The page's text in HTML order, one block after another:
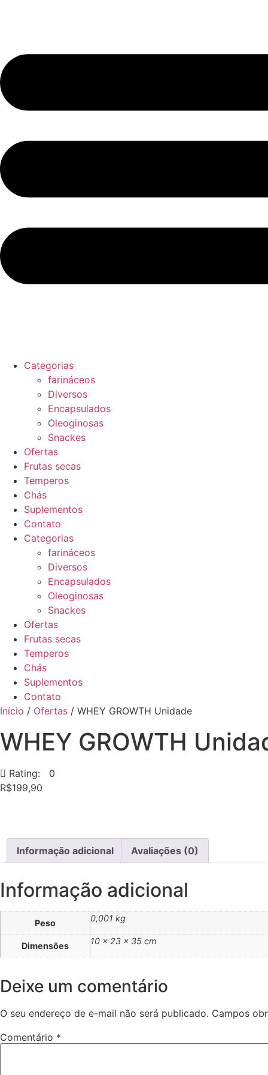
Categorias
farináceos
Diversos
Encapsulados
Oleoginosas
Snackes
Ofertas
Frutas secas
Temperos
Chás
Suplementos
Contato
Categorias
farináceos
Diversos
Encapsulados
Oleoginosas
Snackes
Ofertas
Frutas secas
Temperos
Chás
Suplementos
Contato
Início / Ofertas / WHEY GROWTH Unidade
WHEY GROWTH
Rating: 0
R$199,90
Informação adicional Avaliações (0)
Informação adicional
Peso 0,001 kg
Dimensões 10 × 23 × 35 cm
Deixe um comentário
O seu endereço de e-mail não será publicado. Campos
Comentário *